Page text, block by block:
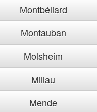
Montbéliard
Montauban
Molsheim
Millau
Mende